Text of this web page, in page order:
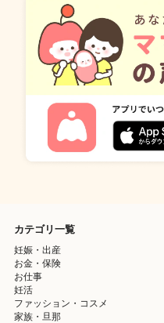
カテゴリ一覧
妊娠・出産
お金・保険
お仕事
妊活
ファッション・コスメ
家族・旦那